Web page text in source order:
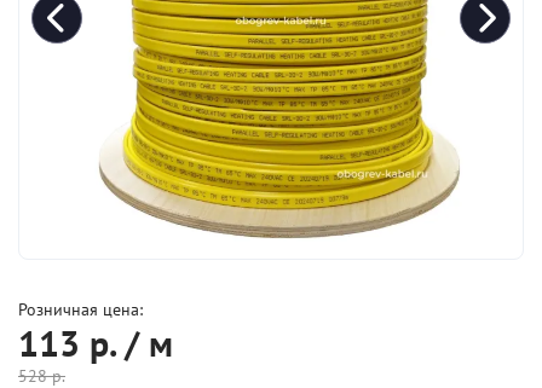
Розничная цена:
113 р. / м
528р.